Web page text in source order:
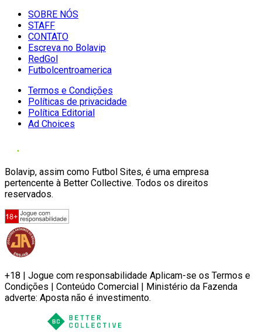
SOBRE NÓS
STAFF
CONTATO
Escreva no Bolavip
RedGol
Futbolcentroamerica
Termos e Condições
Políticas de privacidade
Política Editorial
Ad Choices
Bolavip, assim como Futbol Sites, é uma empresa
pertencente à Better Collective. Todos os direitos
reservados.
+18 | Jogue com responsabilidade Aplicam-se os Termos e
Condições | Conteúdo Comercial | Ministério da Fazenda
adverte: Aposta não é investimento.